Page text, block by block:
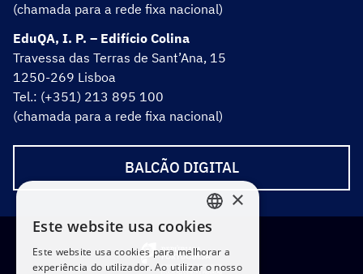
(chamada para a rede fixa nacional)
EduQA, I. P. – Edifício Colina
Travessa das Terras de Sant’Ana, 15
1250-269 Lisboa
Tel.: (+351) 213 895 100
(chamada para a rede fixa nacional)
BALCÃO DIGITAL
PORTUGUESE
ENGLISH
×
Este website usa cookies
Este website usa cookies para melhorar a
experiência do utilizador. Ao utilizar o nosso